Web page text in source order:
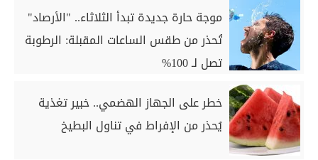
موجة حارة جديدة تبدأ الثلاثاء.. "الأرصاد"
تُحذر من طقس الساعات المقبلة: الرطوبة
تصل لـ 100%
خطر على الجهاز الهضمي.. خبير تغذية
يُحذر من الإفراط في تناول البطيخ